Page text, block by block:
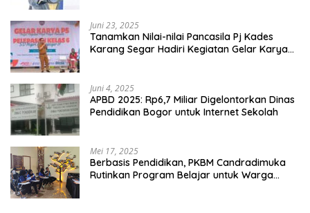
Juni 23, 2025
Tanamkan Nilai-nilai Pancasila Pj Kades
Karang Segar Hadiri Kegiatan Gelar Karya
Juni 4, 2025
APBD 2025: Rp6,7 Miliar Digelontorkan Dinas
Pendidikan Bogor untuk Internet Sekolah
Mei 17, 2025
Berbasis Pendidikan, PKBM Candradimuka
Rutinkan Program Belajar untuk Warga